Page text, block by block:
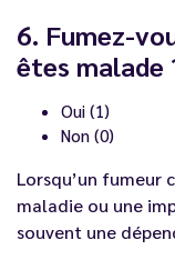
6. Fumez-
êtes malade
Oui (1)
Non (0)
Lorsqu’un fumeur
maladie ou une
souvent une